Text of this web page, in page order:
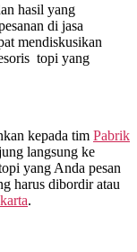
hasil yang
di jasa
mendiskusikan
topi yang
kepada tim Pabrik
langsung ke
yang Anda pesan
harus dibordir atau
.